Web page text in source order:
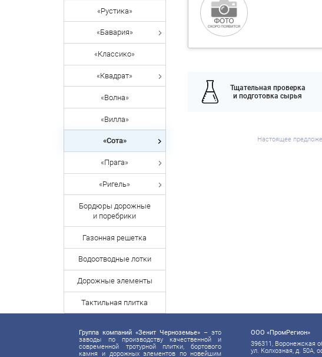
«Рустика»
«Бавария»
«Классико»
«Квадрат»
«Волна»
«Вилла»
«Сота»
«Прага»
«Ригель»
Бордюры дорожные
и поребрики
Газонная решетка
Водоотводные лотки
Дорожные элементы
Тактильная плитка
Тщательная проверка
и подготовка сырья
Настоящее
Группа компаний «Зенит Черноземье» – это
заводы по производству качественной и
современной тротурной плитки, бортового
камня и дорожных элементов по новейшим
ООО «ПромРегион»
396311, Воронежская
ул. Колхозная, д. 50А,